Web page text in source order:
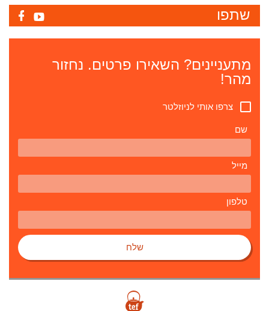
שתפו
מתעניינים? השאירו פרטים. נחזור
מהר!
צרפו אותי לניוזלטר
שם
מייל
טלפון
שלח